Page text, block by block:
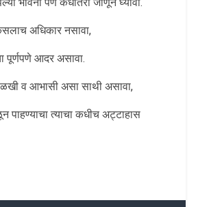
अधिकार नसावा,
पूर्णपणे आदर असावा.
व आभासी असा साथी असावा,
त्याचा कधीच अट्टाहास